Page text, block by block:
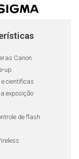
Canon
up
científicas
exposição
de flash